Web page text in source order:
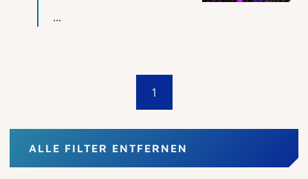
...
1
ALLE FILTER ENTFERNEN